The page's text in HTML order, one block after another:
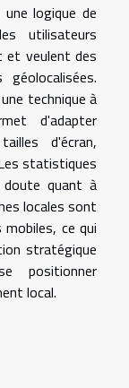
logique de
utilisateurs
et veulent des
technique à
d'adapter
d'écran,
statistiques
doute quant à
locales sont
mobiles, ce qui
stratégique
positionner
local.